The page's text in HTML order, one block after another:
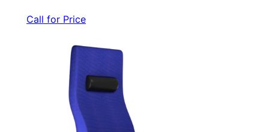
Call for Price